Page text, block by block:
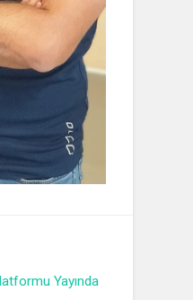
Yayında